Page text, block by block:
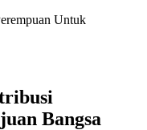
Untuk
Bangsa